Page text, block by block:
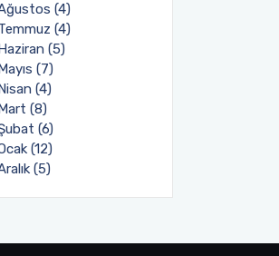
(4)
(4)
(5)
(7)
(4)
(8)
(6)
(12)
(5)